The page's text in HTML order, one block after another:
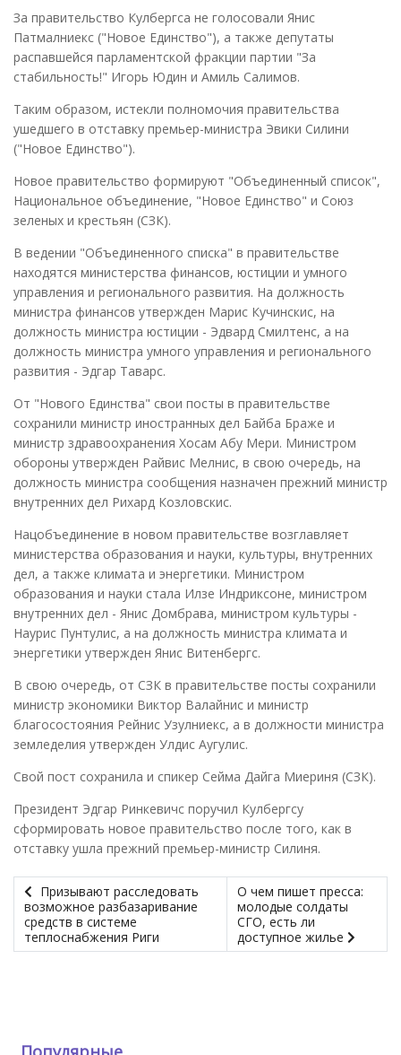
За правительство Кулбергса не голосовали Янис
Патмалниекс ("Новое Единство"), а также депутаты
распавшейся парламентской фракции партии "За
стабильность!" Игорь Юдин и Амиль Салимов.
Таким образом, истекли полномочия правительства
ушедшего в отставку премьер-министра Эвики Силини
("Новое Единство").
Новое правительство формируют "Объединенный список",
Национальное объединение, "Новое Единство" и Союз
зеленых и крестьян (СЗК).
В ведении "Объединенного списка" в правительстве
находятся министерства финансов, юстиции и умного
управления и регионального развития. На должность
министра финансов утвержден Марис Кучинскис, на
должность министра юстиции - Эдвард Смилтенс, а на
должность министра умного управления и регионального
развития - Эдгар Таварс.
От "Нового Единства" свои посты в правительстве
сохранили министр иностранных дел Байба Браже и
министр здравоохранения Хосам Абу Мери. Министром
обороны утвержден Райвис Мелнис, в свою очередь, на
должность министра сообщения назначен прежний министр
внутренних дел Рихард Козловскис.
Нацобъединение в новом правительстве возглавляет
министерства образования и науки, культуры, внутренних
дел, а также климата и энергетики. Министром
образования и науки стала Илзе Индриксоне, министром
внутренних дел - Янис Домбрава, министром культуры -
Наурис Пунтулис, а на должность министра климата и
энергетики утвержден Янис Витенбергс.
В свою очередь, от СЗК в правительстве посты сохранили
министр экономики Виктор Валайнис и министр
благосостояния Рейнис Узулниекс, а в должности министра
земледелия утвержден Улдис Аугулис.
Свой пост сохранила и спикер Сейма Дайга Миериня (СЗК).
Президент Эдгар Ринкевичс поручил Кулбергсу
сформировать новое правительство после того, как в
отставку ушла прежний премьер-министр Силиня.
Призывают расследовать
возможное разбазаривание
средств в системе
теплоснабжения Риги
О чем пишет пресса:
молодые солдаты
СГО, есть ли
доступное жилье